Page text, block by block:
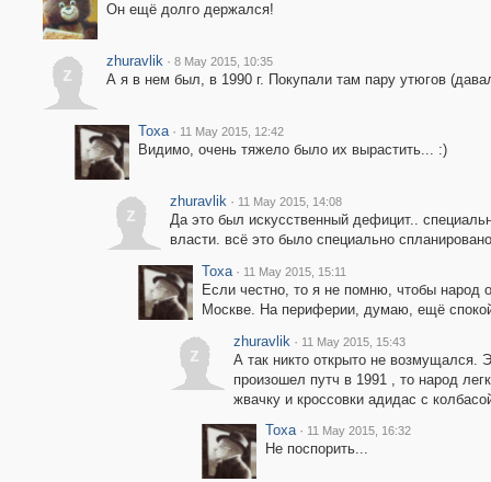
Он ещё долго держался!
z
zhuravlik · 8 May 2015, 10:35
А я в нем был, в 1990 г. Покупали там пару утюгов
Toxa · 11 May 2015, 12:42
Видимо, очень тяжело было их вырастить... :)
z
zhuravlik · 11 May 2015, 14:08
Да это был искусственный дефицит..
власти. всё это было специально
Toxa · 11 May 2015, 15:11
Если честно, то я не помню, чтобы народ
Москве. На периферии, думаю, ещё
z
zhuravlik · 11 May 2015, 15:43
А так никто открыто не возмущался.
произошел путч в 1991 , то народ
жвачку и кроссовки адидас с
Toxa · 11 May 2015, 16:32
Не поспорить...